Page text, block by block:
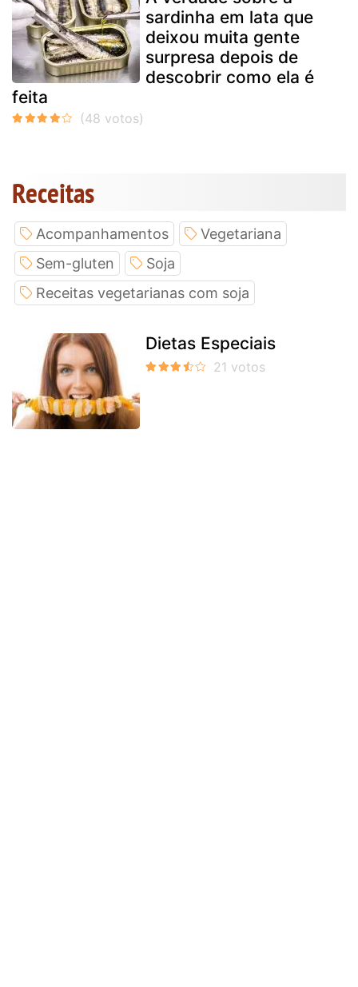
sardinha em lata que
deixou muita gente
surpresa depois de
descobrir como ela é
feita
Receitas
Acompanhamentos
Vegetariana
Sem-gluten
Soja
Receitas vegetarianas com soja
Dietas Especiais